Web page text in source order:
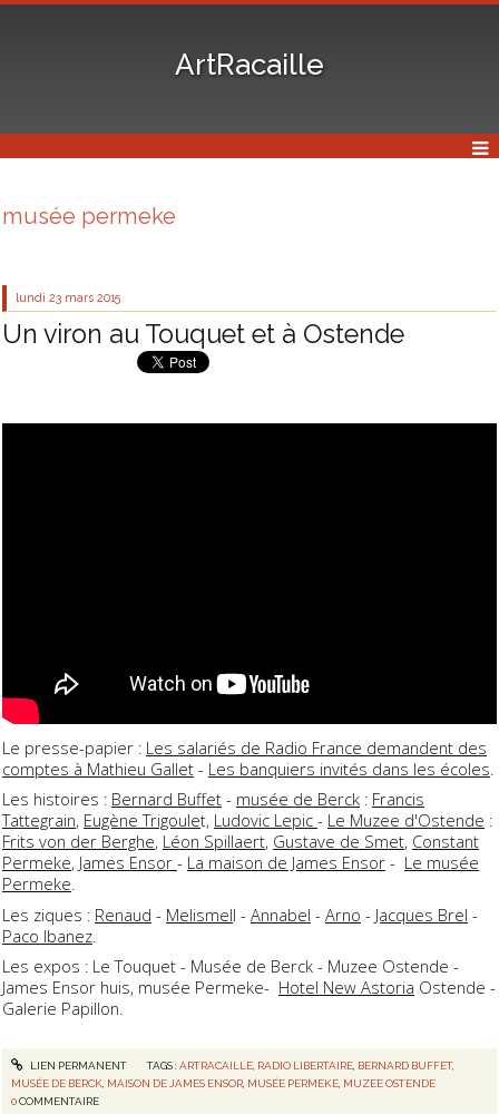
ArtRacaille
musée permeke
lundi 23 mars 2015
Un viron au Touquet et à Ostende
Le presse-papier : Les salariés de Radio France demandent des
comptes à Mathieu Gallet - Les banquiers invités dans les écoles.
Les histoires : Bernard Buffet - musée de Berck : Francis
Tattegrain, Eugène Trigoulet, Ludovic Lepic - Le Muzee d'Ostende :
Frits von der Berghe, Léon Spillaert, Gustave de Smet, Constant
Permeke, James Ensor - La maison de James Ensor - Le musée
Permeke.
Les ziques : Renaud - Melismell - Annabel - Arno - Jacques Brel -
Paco Ibanez
Les expos : Le Touquet - Musée de Berck - Muzee Ostende -
James Ensor huis, musée Permeke- Hotel New Astoria Ostende -
Galerie Papillon.
LIEN PERMANENT TAGS :ARTRACAILLE, RADIO LIBERTAIRE, BERNARD BUFFET,
MUSÉE DE BERCK MAISON DE JAMES ENSOR MUSÉE PERMEKE MUZEE OSTENDE
0COMMENTAIRE